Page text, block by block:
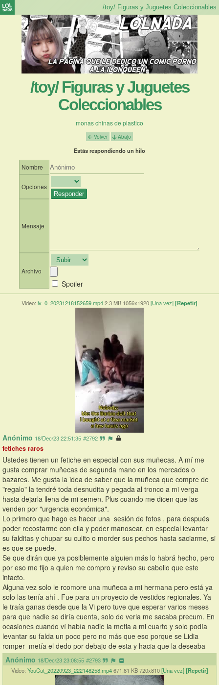
/toy/ Figuras y Juguetes
Coleccionables
monas chinas de plastico
Volver Abajo
Estás respondiendo un hilo
Nombre
Opciones
Mensaje
Archivo
Spoiler
Video: lv_0_20231218152659.mp42.3 MB 1056x1920[Una vez][Repetir]
Anónimo 18/Dec/23 22:51:35 #2792
fetiches raros
Ustedes tienen un fetiche en especial con sus muñecas. A mí me
gusta comprar muñecas de segunda mano en los mercados o
bazares. Me gusta la idea de saber que la muñeca que compre de
"regalo" la tendré toda desnudita y pegada al tronco a mi verga
hasta dejarla llena de mi semen. Plus cuando me dicen que las
venden por "urgencia económica".
Lo primero que hago es hacer una  sesión de fotos , para después
poder recostarme con ella y poder manosear, en especial levantar
su falditas y chupar su culito o morder sus pechos hasta saciarme, si
es que se puede.
Se que dirán que ya posiblemente alguien más lo habrá hecho, pero
por eso me fijo a quien me compro y reviso su cabello que este
intacto.
Alguna vez solo le rcomore una muñeca a mi hermana pero está ya
solo las tenía ahí . Fue para un proyecto de vestidos regionales. Ya
le traía ganas desde que la Vi pero tuve que esperar varios meses
para que nadie se diría cuenta, solo de verla me sacaba precum. En
ocasiones cuando ví había nadie la metia a mi cuarto y solo podía
levantar su falda un poco pero no más que eso porque se Lidia
romper  metía el dedo por debajo de esta y hacia que la deseaba
Anónimo 18/Dec/23 23:08:55 #2793
Video: YouCut_20220923_222148258.mp4 671.81 KB 720x810 [Una vez] [Repetir]